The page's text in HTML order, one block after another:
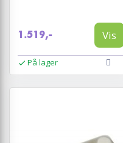
1.519,- Vis
På lager